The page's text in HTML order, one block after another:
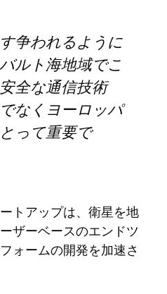
争われるように
ルト海地域でこ
全な通信技術
なくヨーロッパ
って重要で
トアップは、衛星を地
ザーベースのエンドツ
ォームの開発を加速さ